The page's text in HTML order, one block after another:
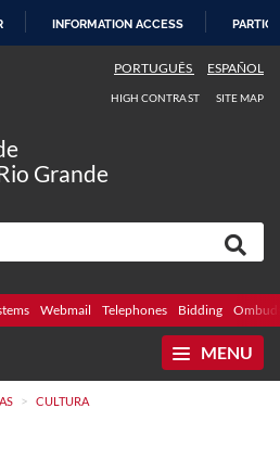
INFORMATION ACCESS
PORTUGUÊS ESPAÑOL
HIGH CONTRAST SITE MAP
Grande
Webmail Telephones Bidding
MENU
> CULTURA